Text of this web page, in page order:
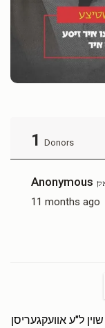
1 Donors
Anonymous
11 months ago
ל"ע אוועקגעריסן